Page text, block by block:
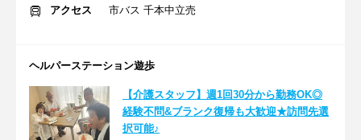
アクセス
市バス 千本中立売
ヘルパーステーション遊歩
【介護スタッフ】週1回30分から勤務OK◎
経験不問&ブランク復帰も大歓迎★訪問先選
択可能♪